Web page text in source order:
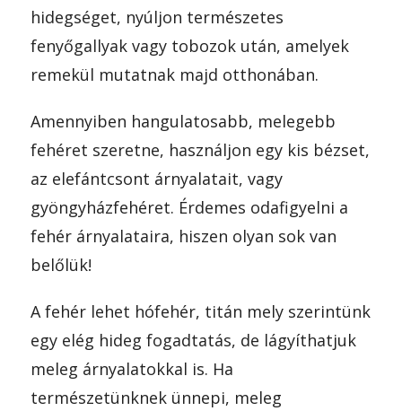
hidegséget, nyúljon természetes
fenyőgallyak vagy tobozok után, amelyek
remekül mutatnak majd otthonában.
Amennyiben hangulatosabb, melegebb
fehéret szeretne, használjon egy kis bézset,
az elefántcsont árnyalatait, vagy
gyöngyházfehéret. Érdemes odafigyelni a
fehér árnyalataira, hiszen olyan sok van
belőlük!
A fehér lehet hófehér, titán mely szerintünk
egy elég hideg fogadtatás, de lágyíthatjuk
meleg árnyalatokkal is. Ha
természetünknek ünnepi, meleg